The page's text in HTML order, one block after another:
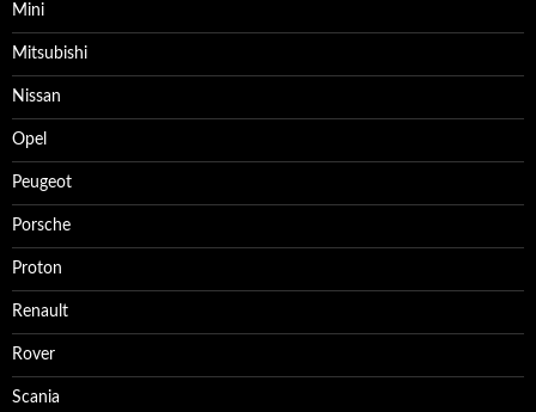
Mini
Mitsubishi
Nissan
Opel
Peugeot
Porsche
Proton
Renault
Rover
Scania